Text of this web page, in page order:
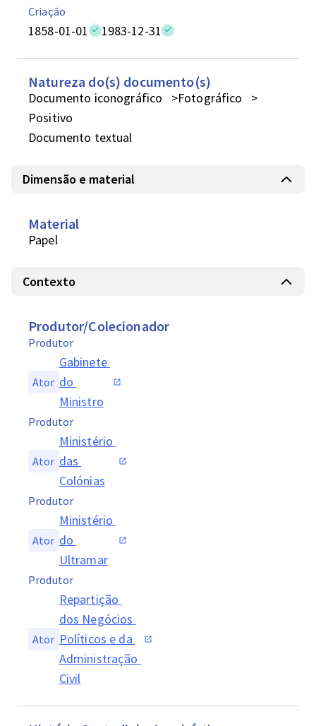
Criação
1858-01-01 1983-12-31
Natureza do(s) documento(s)
Documento iconográfico
Fotográfico
Positivo
Documento textual
Dimensão e material
Material
Papel
Contexto
Produtor/Colecionador
Produtor
Ator
Gabinete
do
Ministro
Produtor
Ator
Ministério
das
Colónias
Produtor
Ator
Ministério
do
Ultramar
Produtor
Ator
Repartição
dos Negócios
Políticos e da
Administração
Civil